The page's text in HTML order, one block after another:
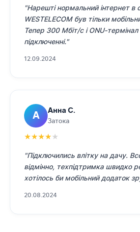
"Нарешті нормальний інтернет в
WESTELECOM був тільки
Тепер 300 Мбіт/с і ONU-
підключенні."
12.09.2024
А Анна С.
Затока
★★★★★
"Підключились влітку на дачу.
відмінно, техпідтримка швидко
хотілось би мобільний додаток
20.08.2024